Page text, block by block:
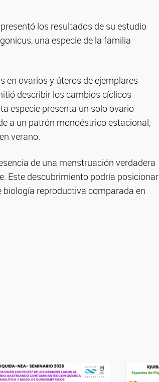
los resultados de su estudio
una especie de la familia
en ovarios y úteros de ejemplares
describir los cambios cíclicos
especie presenta un solo ovario
a un patrón monoéstrico estacional,
verano.
de una menstruación verdadera
Este descubrimiento podría posicionar
reproductiva comparada en